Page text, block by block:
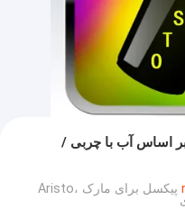
اساس آب با چربی /
MOQ：6000 پیکسل برای مارک Aristo،